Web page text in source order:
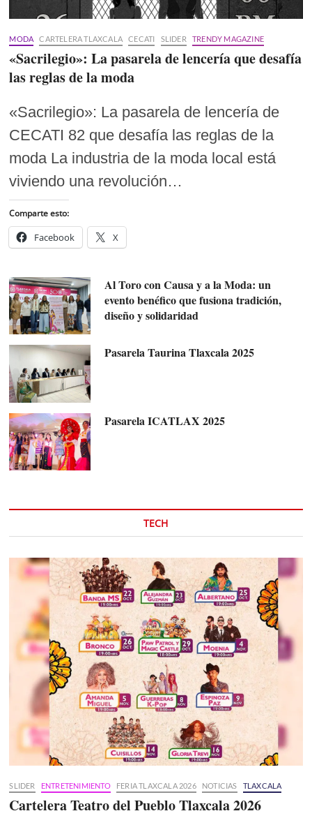
MODA CARTELERA TLAXCALA CECATI SLIDER TRENDY MAGAZINE
«Sacrilegio»: La pasarela de lencería que desafía
las reglas de la moda
«Sacrilegio»: La pasarela de lencería de
CECATI 82 que desafía las reglas de la
moda La industria de la moda local está
viviendo una revolución…
Comparte esto:
Facebook X
Al Toro con Causa y a la Moda: un
evento benéfico que fusiona tradición,
diseño y solidaridad
Pasarela Taurina Tlaxcala 2025
Pasarela ICATLAX 2025
TECH
SLIDER ENTRETENIMIENTO FERIA TLAXCALA 2026 NOTICIAS TLAXCALA
Cartelera Teatro del Pueblo Tlaxcala 2026